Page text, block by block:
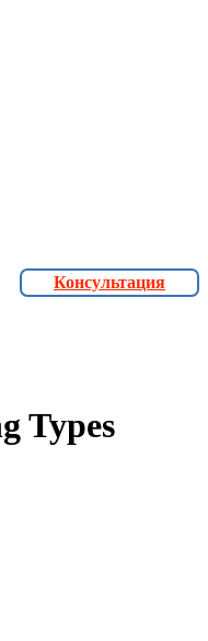
Консультация
Types